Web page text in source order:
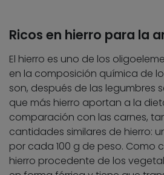
Ricos en hierro para la
El hierro es uno de los
en la composición química de
son, después de las legumbres
que más hierro aportan a la
comparación con las carnes,
cantidades similares de hierro:
por cada 100 g de peso. Como
hierro procedente de los